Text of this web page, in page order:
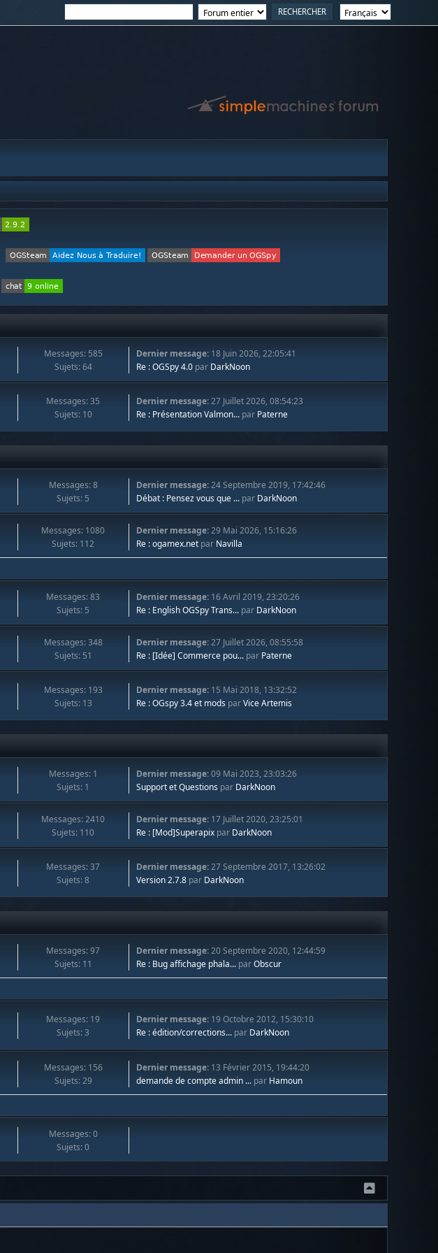
Messages: 585
Sujets: 64
Dernier message: 18 Juin 2026, 22:05:41
Re : OGSpy 4.0par DarkNoon
Messages: 35
Sujets: 10
Dernier message:27 Juillet 2026, 08:54:23
Re : Présentation Valmon...par Paterne
Messages: 8
Sujets: 5
Dernier message:24 Septembre 2019, 17:42:46
Débat : Pensez vous que ...par DarkNoon
Messages: 1080
Sujets: 112
Dernier message:29 Mai 2026, 15:16:26
Re : ogamex.netpar Navilla
Messages: 83
Sujets: 5
Dernier message: 16 Avril 2019, 23:20:26
Re : English OGSpy Trans...par DarkNoon
Messages: 348
Sujets: 51
Dernier message:27 Juillet 2026, 08:55:58
Re : [Idée] Commerce pou...par Paterne
Messages: 193
Sujets: 13
Dernier message: 15 Mai 2018, 13:32:52
Re : OGspy 3.4 et mods parVice Artemis
Messages: 1
Sujets: 1
Dernier message:09 Mai 2023, 23:03:26
Support et Questions par DarkNoon
Messages: 2410
Sujets: 110
Dernier message: 17 Juillet 2020, 23:25:01
Re : [Mod]Superapixpar DarkNoon
Messages: 37
Sujets: 8
Dernier message:27 Septembre 2017, 13:26:02
Version 2.7.8par DarkNoon
Messages: 97
Sujets: 11
Dernier message:20 Septembre 2020, 12:44:59
Re : Bug affichage phala...parObscur
Messages: 19
Sujets: 3
Dernier message: 19 Octobre 2012, 15:30:10
Re : édition/corrections...par DarkNoon
Messages: 156
Sujets: 29
Dernier message: 13 Février 2015, 19:44:20
demande de compte admin ...par Hamoun
Messages: 0
Sujets: 0